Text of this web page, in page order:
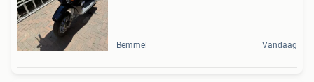
Bemmel Vandaag